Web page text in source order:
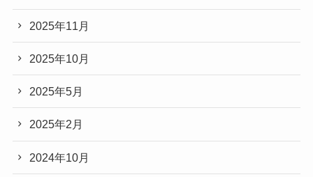
2025年11月
2025年10月
2025年5月
2025年2月
2024年10月